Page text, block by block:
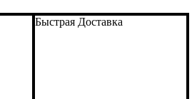
Быстрая Доставка